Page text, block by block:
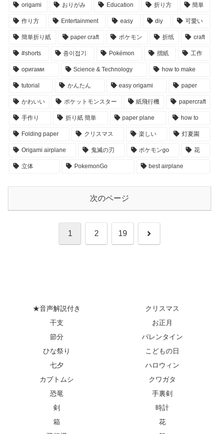
origami おりがみ Education 折り方 簡単
作り方 Entertainment easy diy 可愛い
簡単折り紙 paper craft ポケモン 折纸 craft
#shorts 종이접기 Pokémon 摺紙 工作
оригами Science & Technology how to make
tutorial かんたん easy origami paper
かわいい ポケットモンスター 紙飛行機 papercraft
手作り 折り紙 簡単 paper plane how to
Folding paper クリスマス 楽しい 灯夏園
Origami airplane 鬼滅の刃 ポケモンgo 花
立体 PokemonGo best airplane
次のページ
1 2 19 次
★音声解説付き
クリスマス
干支
お正月
節分
バレンタイン
ひな祭り
こどもの日
七夕
ハロウィン
カブトムシ
クワガタ
恐竜
手裏剣
剣
時計
箱
花